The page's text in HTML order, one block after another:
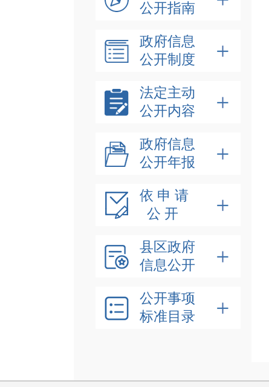
公开指南
政府信息
公开制度
法定主动
公开内容
政府信息
公开年报
依 申 请
公 开
县区政府
信息公开
公开事项
标准目录